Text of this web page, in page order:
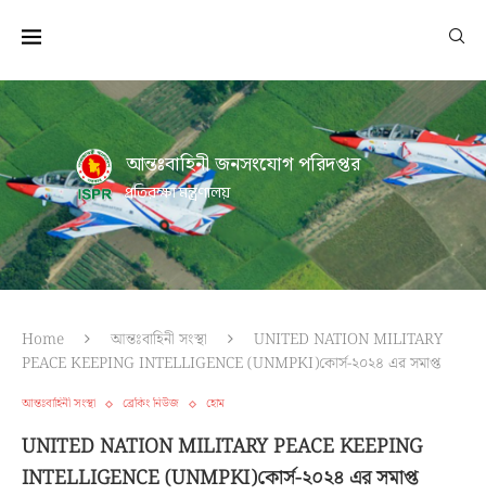
আন্তঃবাহিনী জনসংযোগ পরিদপ্তর
প্রতিরক্ষা মন্ত্রণালয়
Home আন্তঃবাহিনী সংস্থা
UNITED NATION MILITARY
PEACE KEEPING INTELLIGENCE (UNMPKI)কোর্স-২০২৪ এর সমাপ্ত
আন্তঃবাহিনী সংস্থা ব্রেকিং নিউজ হোম
UNITED NATION MILITARY PEACE KEEPING
INTELLIGENCE (UNMPKI)কোর্স-২০২৪ এর সমাপ্ত